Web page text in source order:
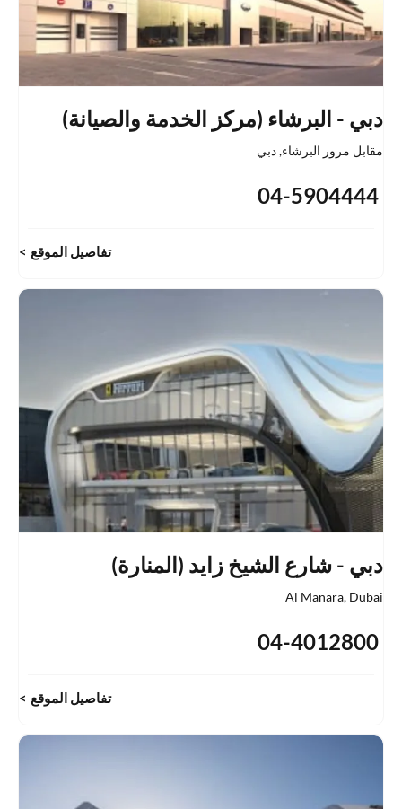
دبي - البرشاء (مركز الخدمة والصيانة)
مقابل مرور البرشاء,دبي
04-5904444
تفاصيل الموقع
دبي - شارع الشيخ زايد (المنارة)
Al Manara, Dubai
04-4012800
تفاصيل الموقع